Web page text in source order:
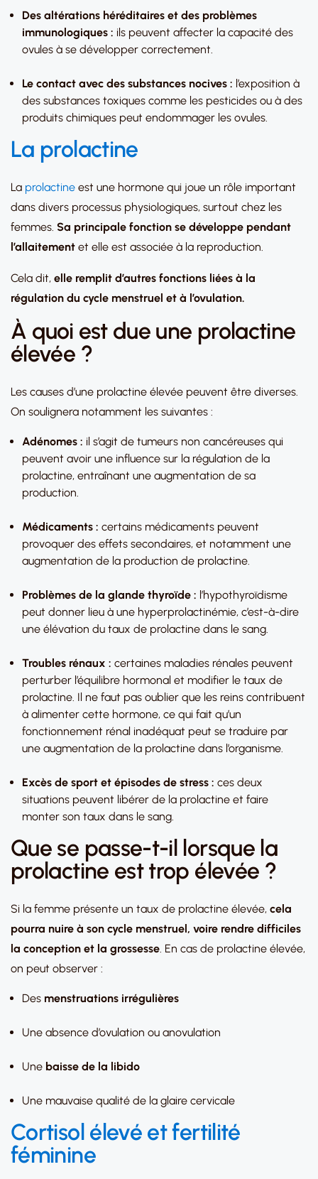
Des altérations héréditaires et des problèmes
immunologiques : ils peuvent affecter la capacité des
ovules à se développer correctement.
Le contact avec des substances nocives : l’exposition à
des substances toxiques comme les pesticides ou à des
produits chimiques peut endommager les ovules.
La prolactine
La prolactine est une hormone qui joue un rôle important
dans divers processus physiologiques, surtout chez les
femmes. Sa principale fonction se développe pendant
l’allaitement et elle est associée à la reproduction.
Cela dit, elle remplit d’autres fonctions liées à la
régulation du cycle menstruel et à l’ovulation.
À quoi est due une prolactine
élevée ?
Les causes d’une prolactine élevée peuvent être diverses.
On soulignera notamment les suivantes :
Adénomes : il s’agit de tumeurs non cancéreuses qui
peuvent avoir une influence sur la régulation de la
prolactine, entraînant une augmentation de sa
production.
Médicaments : certains médicaments peuvent
provoquer des effets secondaires, et notamment une
augmentation de la production de prolactine.
Problèmes de la glande thyroïde : l’hypothyroïdisme
peut donner lieu à une hyperprolactinémie, c’est-à-dire
une élévation du taux de prolactine dans le sang.
Troubles rénaux : certaines maladies rénales peuvent
perturber l’équilibre hormonal et modifier le taux de
prolactine. Il ne faut pas oublier que les reins contribuent
à alimenter cette hormone, ce qui fait qu’un
fonctionnement rénal inadéquat peut se traduire par
une augmentation de la prolactine dans l’organisme.
Excès de sport et épisodes de stress : ces deux
situations peuvent libérer de la prolactine et faire
monter son taux dans le sang.
Que se passe-t-il lorsque la
prolactine est trop élevée ?
Si la femme présente un taux de prolactine élevée, cela
pourra nuire à son cycle menstruel, voire rendre difficiles
la conception et la grossesse. En cas de prolactine élevée,
on peut observer :
Des menstruations irrégulières
Une absence d’ovulation ou anovulation
Une baisse de la libido
Une mauvaise qualité de la glaire cervicale
Cortisol élevé et fertilité
féminine